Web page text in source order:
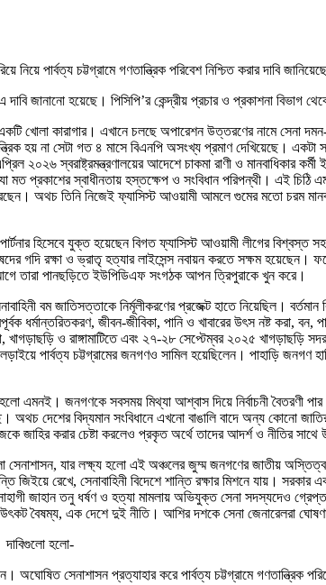
পার্বত্য চট্টগ্রামে গণতান্ত্রিক পরিবেশ নিশ্চিত করার দাবি
দাবি জানানো হয়েছে। পিসিপি’র কেন্দ্রীয় প্রচার ও প্রকাশনা
খোলা কারাগার। এখানে চলছে অপারেশন উত্তরণের নামে
হয় না সেটা গত ৪ মাসে বিএনপি অসংখ্য প্রমাণ দেখিয়েছে।
২০২৬ স্বরাষ্ট্রমন্ত্রণালয়ের আদেশে চাকমা রাণী ও মানবাধিকার
প্রকাশের স্বাধীনতায় হস্তক্ষেপ ও সংবিধান পরিপন্থী। এই চিঠি
অথচ তিনি নিজেই ফ্যাসিস্ট আওয়ামী আমলে গুমের মতো চরম
হিসেবে যুক্ত হয়েছেন বিগত ফ্যাসিস্ট আওয়ামী লীগের
গদি রক্ষা ও ভ্রাতৃ হত্যার লাইসেন্স নবায়ন করতে সক্ষম হয়েছেন।
তারা পানছড়িতে ইউপিডিএফ সংগঠক আপন ত্রিপুরাকে খুন করে।
বম জাতিসত্তাকে নির্মূলীকরণের প্রজেক্ট হাতে
ধর্মান্তরিতকরণ, জীবন-জীবিকা, পানি ও খাবারের উৎস নষ্ট করা,
খাগড়াছড়ি ও রাঙ্গামাটিতে এবং ২৭-২৮ সেপ্টেম্বর ২০২৫
পার্বত্য চট্টগ্রামের জনগণও সামিল হয়েছিলেন। পাহাড়ি
এমনই। জনগণকে সবসময় মিথ্যা আশ্বাস দিয়ে নির্বাচনী বৈতরণী
দেশের বিদ্যমান সংবিধানে এখনো বাঙালি বাদে অন্য কোনো
জাহির করার চেষ্টা করলেও প্রকৃত অর্থে তাদের আদর্শ ও নীতির
যার লক্ষ্য হলো এই অঞ্চলের জুম্ম জনগণের জাতীয় অস্তিত্ব
জিইয়ে রেখে, সেনাবাহিনী বিদেশে শান্তি রক্ষার মিশনে যায়।
জাহান তনু ধর্ষণ ও হত্যা মামলায় অভিযুক্ত সেনা সদস্যদেও
বৈষম্য, এক দেশে দুই নীতি। আশির দশকে সেনা জেনারেলরা
দাবিগুলো হলো-
অঘোষিত সেনাশাসন প্রত্যাহার করে পার্বত্য চট্টগ্রামে গণতান্ত্রিক